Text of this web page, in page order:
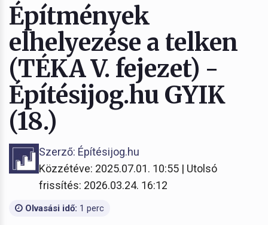
Építmények
elhelyezése a telken
(TÉKA V. fejezet) -
Építésijog.hu GYIK
(18.)
Szerző: Építésijog.hu
Közzétéve: 2025.07.01. 10:55 | Utolsó
frissítés: 2026.03.24. 16:12
Olvasási idő: 1 perc